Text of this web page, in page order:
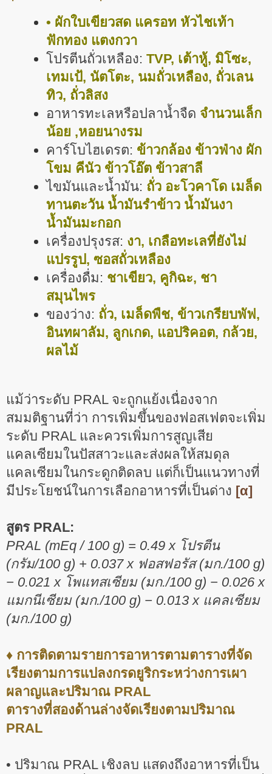
• ผักใบเขียวสด แครอท หัวไชเท้า
ฟักทอง แตงกวา
โปรตีนถั่วเหลือง:TVP, เต้าหู้, มิโซะ,
เทมเป้, นัตโตะ, นมถั่วเหลือง, ถั่วเลน
ทิว, ถั่วลิสง
อาหารทะเลหรือปลาน้ำจืด จำนวนเล็ก
น้อย ,หอยนางรม
คาร์โบไฮเดรต: ข้าวกล้อง ข้าวฟ่าง ผัก
โขม คีนัว ข้าวโอ๊ต ข้าวสาลี
ไขมันและน้ำมัน: ถั่ว อะโวคาโด เมล็ด
ทานตะวัน น้ำมันรำข้าว น้ำมันงา
น้ำมันมะกอก
เครื่องปรุงรส: งา, เกลือทะเลที่ยังไม่
แปรรูป, ซอสถั่วเหลือง
เครื่องดื่ม: ชาเขียว, คูกิฉะ, ชา
สมุนไพร
ของว่าง: ถั่ว, เมล็ดพืช, ข้าวเกรียบพัฟ,
อินทผาลัม, ลูกเกด, แอปริคอต, กล้วย,
ผลไม้
แม้ว่าระดับ PRAL จะถูกแย้งเนื่องจาก
สมมติฐานที่ว่า การเพิ่มขึ้นของฟอสเฟตจะเพิ่ม
ระดับ PRAL และควรเพิ่มการสูญเสีย
แคลเซียมในปัสสาวะและส่งผลให้สมดุล
แคลเซียมในกระดูกติดลบ แต่ก็เป็นแนวทางที่
มีประโยชน์ในการเลือกอาหารที่เป็นด่าง [α]
สูตร PRAL:
PRAL (mEq / 100 g) = 0.49 x โปรตีน
(กรัม/100 g) + 0.037 x ฟอสฟอรัส (มก./100 g)
− 0.021 x โพแทสเซียม (มก./100 g) − 0.026 x
แมกนีเซียม (มก./100 g) − 0.013 x แคลเซียม
(มก./100 g)
♦ การติดตามรายการอาหารตามตารางที่จัด
เรียงตามการแปลงกรดยูริกระหว่างการเผา
ผลาญและปริมาณ PRAL
ตารางที่สองด้านล่างจัดเรียงตามปริมาณ
PRAL
• ปริมาณ PRAL เชิงลบ แสดงถึงอาหารที่เป็น